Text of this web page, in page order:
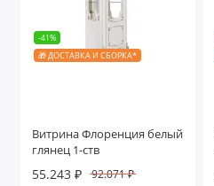
-41%
🎁 ДОСТАВКА И СБОРКА*
Витрина Флоренция белый
глянец 1-ств
55.243 ₽ 92.071 ₽